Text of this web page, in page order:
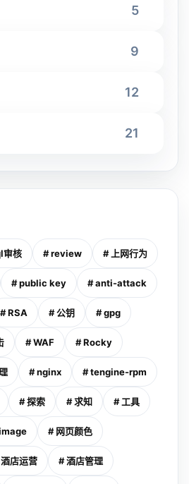
5
9
12
21
审核 # review # 上网行为
# public key # anti-attack
# RSA # 公钥 # gpg
# WAF # Rocky
# nginx # tengine-rpm
# 探索 # 求知 # 工具
# 网页颜色
店运营 # 酒店管理